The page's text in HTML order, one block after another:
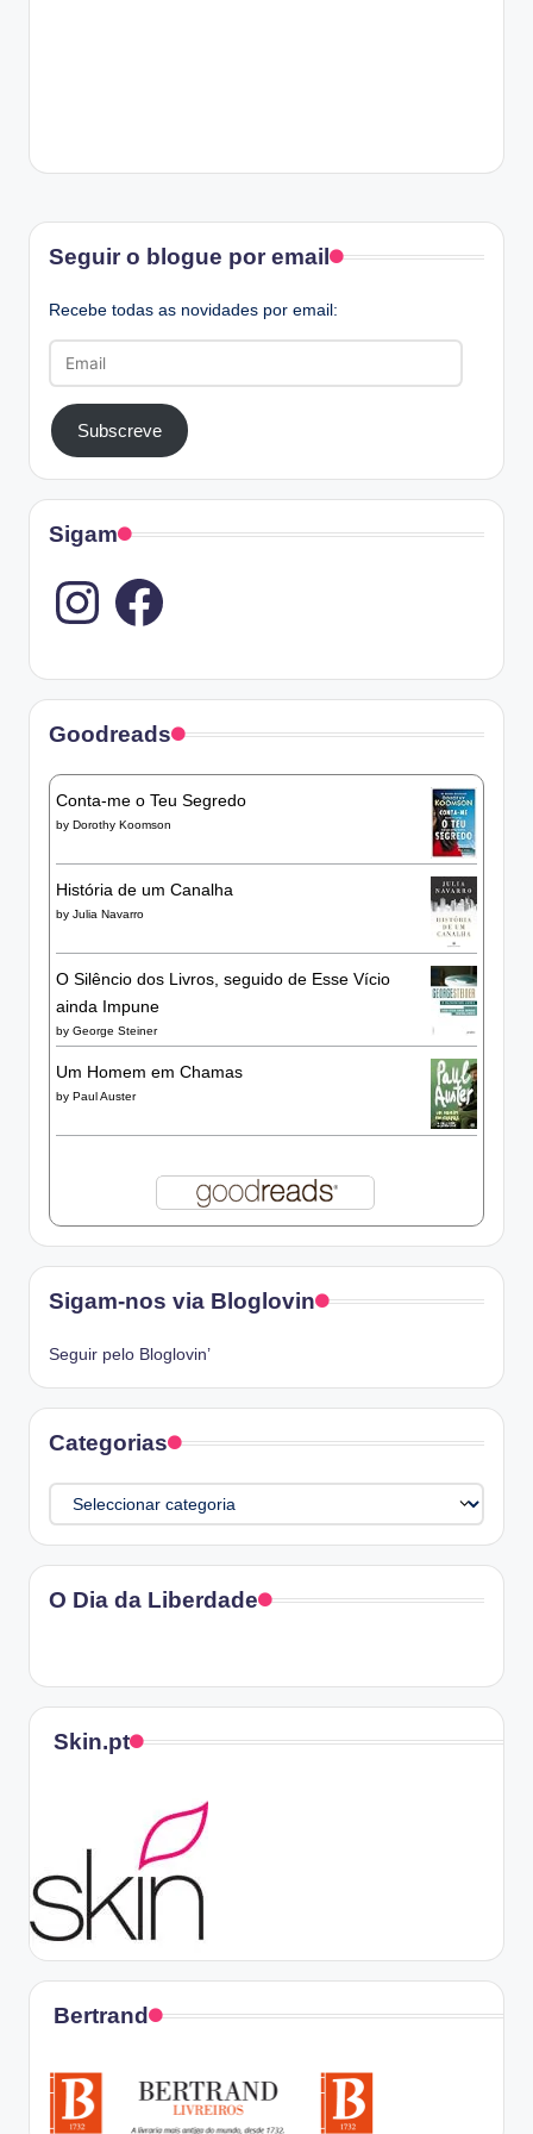
Seguir o blogue por email
Recebe todas as novidades por email:
Subscreve
Sigam
Instagram
Goodreads
Conta-me o Teu Segredo
by Dorothy Koomson
História de um Canalha
by Julia Navarro
O Silêncio dos Livros, seguido de Esse Vício
ainda Impune
by George Steiner
Um Homem em Chamas
by Paul Auster
Sigam-nos via Bloglovin
Seguir pelo Bloglovin’
Categorias
Categorias
O Dia da Liberdade
Skin.pt
Bertrand